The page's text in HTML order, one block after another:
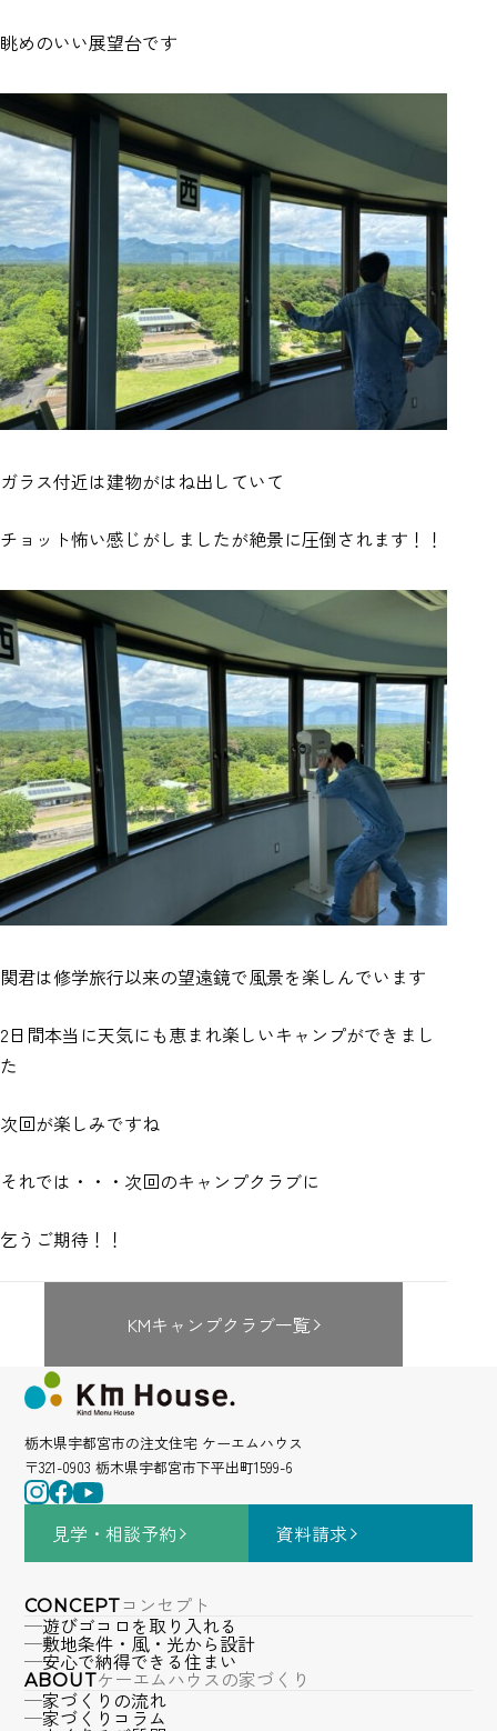
眺めのいい展望台です
ガラス付近は建物がはね出していて
チョット怖い感じがしましたが絶景に圧倒されます！！
関君は修学旅行以来の望遠鏡で風景を楽しんでいます
2日間本当に天気にも恵まれ楽しいキャンプができまし
た
次回が楽しみですね
それでは・・・次回のキャンプクラブに
乞うご期待！！
KMキャンプクラブ一覧
栃木県宇都宮市の注文住宅 ケーエムハウス
〒321-0903 栃木県宇都宮市下平出町1599-6
見学・相談予約 資料請求
CONCEPTコンセプト
遊びゴコロを取り入れる
敷地条件・風・光から設計
安心で納得できる住まい
ABOUTケーエムハウスの家づくり
家づくりの流れ
家づくりコラム